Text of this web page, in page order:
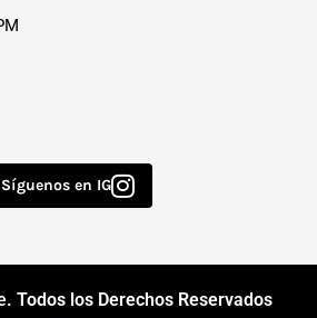
Síguenos en IG
. Todos los Derechos Reservados